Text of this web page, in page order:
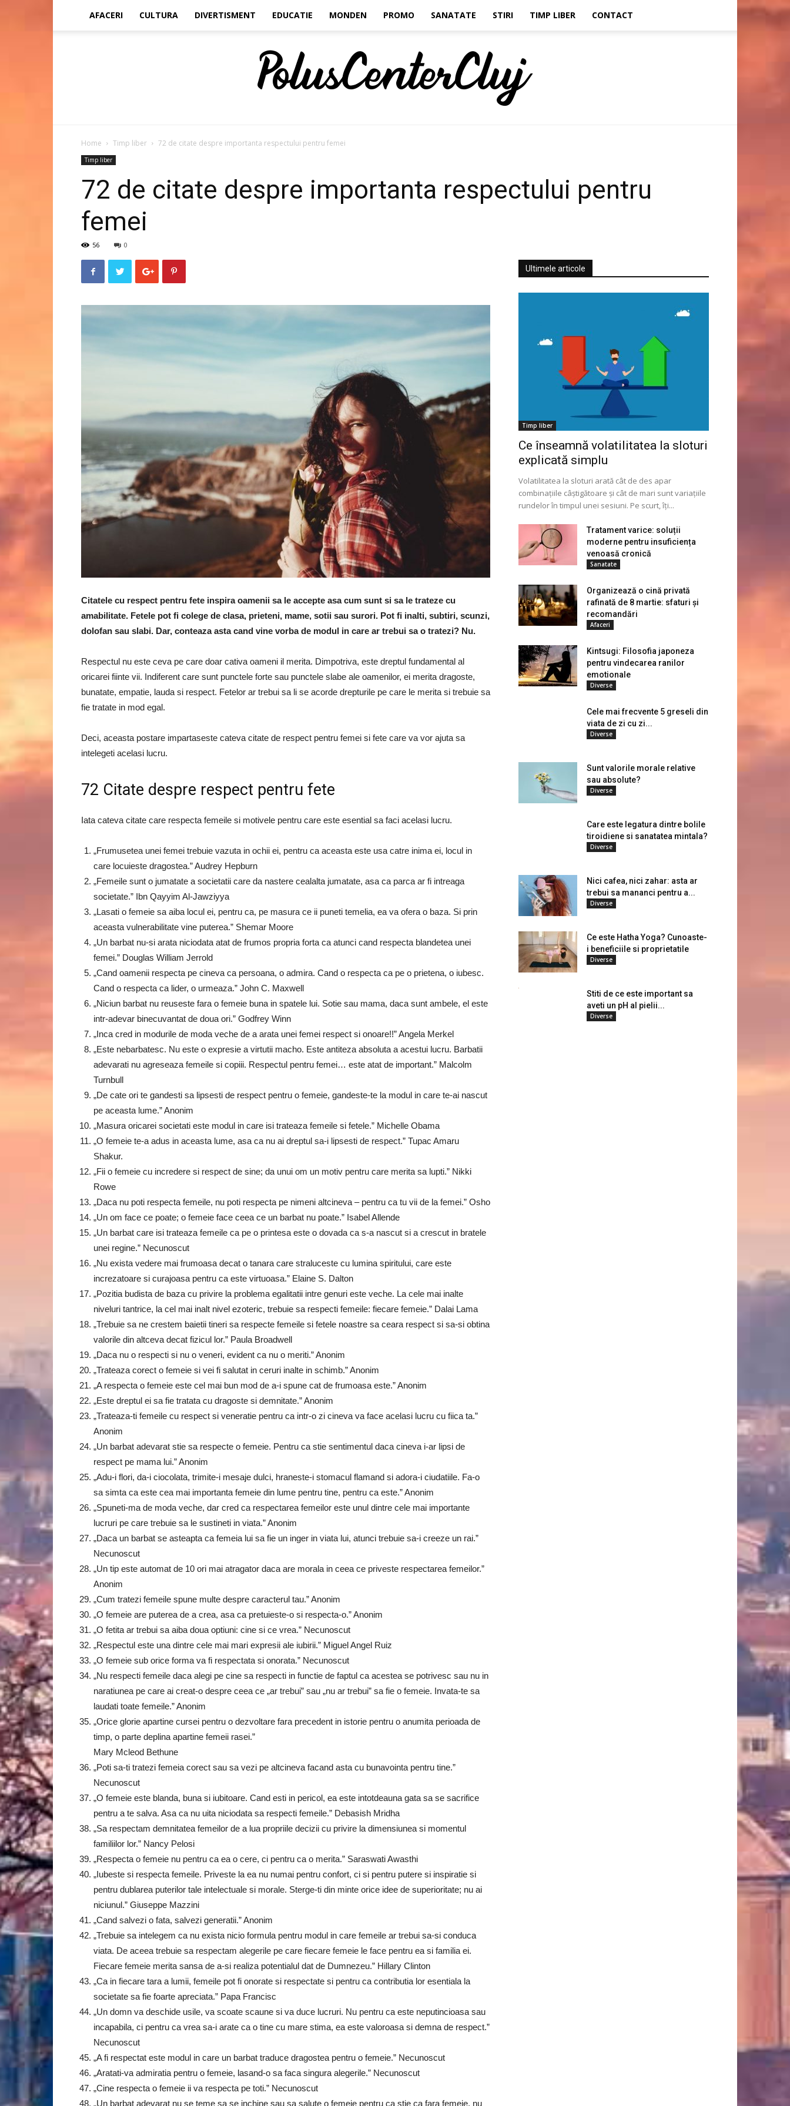
AFACERI CULTURA DIVERTISMENT EDUCATIE MONDEN PROMO SANATATE STIRI TIMP LIBER CONTACT
Cluj
Home Timp liber 72 de citate despre importanta respectului pentru femei
Timp liber
72 de citate despre importanta respectului pentru
femei
56 0
Citatele cu respect pentru fete inspira oamenii sa le accepte asa cum sunt si sa le trateze cu
amabilitate. Fetele pot fi colege de clasa, prieteni, mame, sotii sau surori. Pot fi inalti, subtiri, scunzi,
dolofan sau slabi. Dar, conteaza asta cand vine vorba de modul in care ar trebui sa o tratezi? Nu.
Respectul nu este ceva pe care doar cativa oameni il merita. Dimpotriva, este dreptul fundamental al
oricarei fiinte vii. Indiferent care sunt punctele forte sau punctele slabe ale oamenilor, ei merita dragoste,
bunatate, empatie, lauda si respect. Fetelor ar trebui sa li se acorde drepturile pe care le merita si trebuie sa
fie tratate in mod egal.
Deci, aceasta postare impartaseste cateva citate de respect pentru femei si fete care va vor ajuta sa
intelegeti acelasi lucru.
72 Citate despre respect pentru fete
Iata cateva citate care respecta femeile si motivele pentru care este esential sa faci acelasi lucru.
„Frumusetea unei femei trebuie vazuta in ochii ei, pentru ca aceasta este usa catre inima ei, locul in
care locuieste dragostea.” Audrey Hepburn
„Femeile sunt o jumatate a societatii care da nastere cealalta jumatate, asa ca parca ar fi intreaga
societate.” Ibn Qayyim Al-Jawziyya
„Lasati o femeie sa aiba locul ei, pentru ca, pe masura ce ii puneti temelia, ea va ofera o baza. Si prin
aceasta vulnerabilitate vine puterea.” Shemar Moore
„Un barbat nu-si arata niciodata atat de frumos propria forta ca atunci cand respecta blandetea unei
femei.” Douglas William Jerrold
„Cand oamenii respecta pe cineva ca persoana, o admira. Cand o respecta ca pe o prietena, o iubesc.
Cand o respecta ca lider, o urmeaza.” John C. Maxwell
„Niciun barbat nu reuseste fara o femeie buna in spatele lui. Sotie sau mama, daca sunt ambele, el este
intr-adevar binecuvantat de doua ori.” Godfrey Winn
„Inca cred in modurile de moda veche de a arata unei femei respect si onoare!!” Angela Merkel
„Este nebarbatesc. Nu este o expresie a virtutii macho. Este antiteza absoluta a acestui lucru. Barbatii
adevarati nu agreseaza femeile si copiii. Respectul pentru femei… este atat de important.” Malcolm
Turnbull
„De cate ori te gandesti sa lipsesti de respect pentru o femeie, gandeste-te la modul in care te-ai nascut
pe aceasta lume.” Anonim
„Masura oricarei societati este modul in care isi trateaza femeile si fetele.” Michelle Obama
„O femeie te-a adus in aceasta lume, asa ca nu ai dreptul sa-i lipsesti de respect.” Tupac Amaru
Shakur.
„Fii o femeie cu incredere si respect de sine; da unui om un motiv pentru care merita sa lupti.” Nikki
Rowe
„Daca nu poti respecta femeile, nu poti respecta pe nimeni altcineva – pentru ca tu vii de la femei.” Osho
„Un om face ce poate; o femeie face ceea ce un barbat nu poate.” Isabel Allende
„Un barbat care isi trateaza femeile ca pe o printesa este o dovada ca s-a nascut si a crescut in bratele
unei regine.” Necunoscut
„Nu exista vedere mai frumoasa decat o tanara care straluceste cu lumina spiritului, care este
increzatoare si curajoasa pentru ca este virtuoasa.” Elaine S. Dalton
„Pozitia budista de baza cu privire la problema egalitatii intre genuri este veche. La cele mai inalte
niveluri tantrice, la cel mai inalt nivel ezoteric, trebuie sa respecti femeile: fiecare femeie.” Dalai Lama
„Trebuie sa ne crestem baietii tineri sa respecte femeile si fetele noastre sa ceara respect si sa-si obtina
valorile din altceva decat fizicul lor.” Paula Broadwell
„Daca nu o respecti si nu o veneri, evident ca nu o meriti.” Anonim
„Trateaza corect o femeie si vei fi salutat in ceruri inalte in schimb.” Anonim
„A respecta o femeie este cel mai bun mod de a-i spune cat de frumoasa este.” Anonim
„Este dreptul ei sa fie tratata cu dragoste si demnitate.” Anonim
„Trateaza-ti femeile cu respect si veneratie pentru ca intr-o zi cineva va face acelasi lucru cu fiica ta.”
Anonim
„Un barbat adevarat stie sa respecte o femeie. Pentru ca stie sentimentul daca cineva i-ar lipsi de
respect pe mama lui.” Anonim
„Adu-i flori, da-i ciocolata, trimite-i mesaje dulci, hraneste-i stomacul flamand si adora-i ciudatiile. Fa-o
sa simta ca este cea mai importanta femeie din lume pentru tine, pentru ca este.” Anonim
„Spuneti-ma de moda veche, dar cred ca respectarea femeilor este unul dintre cele mai importante
lucruri pe care trebuie sa le sustineti in viata.” Anonim
„Daca un barbat se asteapta ca femeia lui sa fie un inger in viata lui, atunci trebuie sa-i creeze un rai.”
Necunoscut
„Un tip este automat de 10 ori mai atragator daca are morala in ceea ce priveste respectarea femeilor.”
Anonim
„Cum tratezi femeile spune multe despre caracterul tau.” Anonim
„O femeie are puterea de a crea, asa ca pretuieste-o si respecta-o.” Anonim
„O fetita ar trebui sa aiba doua optiuni: cine si ce vrea.” Necunoscut
„Respectul este una dintre cele mai mari expresii ale iubirii.” Miguel Angel Ruiz
„O femeie sub orice forma va fi respectata si onorata.” Necunoscut
„Nu respecti femeile daca alegi pe cine sa respecti in functie de faptul ca acestea se potrivesc sau nu in
naratiunea pe care ai creat-o despre ceea ce „ar trebui” sau „nu ar trebui” sa fie o femeie. Invata-te sa
laudati toate femeile.” Anonim
„Orice glorie apartine cursei pentru o dezvoltare fara precedent in istorie pentru o anumita perioada de
timp, o parte deplina apartine femeii rasei.”
Mary Mcleod Bethune
„Poti sa-ti tratezi femeia corect sau sa vezi pe altcineva facand asta cu bunavointa pentru tine.”
Necunoscut
„O femeie este blanda, buna si iubitoare. Cand esti in pericol, ea este intotdeauna gata sa se sacrifice
pentru a te salva. Asa ca nu uita niciodata sa respecti femeile.” Debasish Mridha
„Sa respectam demnitatea femeilor de a lua propriile decizii cu privire la dimensiunea si momentul
familiilor lor.” Nancy Pelosi
„Respecta o femeie nu pentru ca ea o cere, ci pentru ca o merita.” Saraswati Awasthi
„Iubeste si respecta femeile. Priveste la ea nu numai pentru confort, ci si pentru putere si inspiratie si
pentru dublarea puterilor tale intelectuale si morale. Sterge-ti din minte orice idee de superioritate; nu ai
niciunul.” Giuseppe Mazzini
„Cand salvezi o fata, salvezi generatii.” Anonim
„Trebuie sa intelegem ca nu exista nicio formula pentru modul in care femeile ar trebui sa-si conduca
viata. De aceea trebuie sa respectam alegerile pe care fiecare femeie le face pentru ea si familia ei.
Fiecare femeie merita sansa de a-si realiza potentialul dat de Dumnezeu.” Hillary Clinton
„Ca in fiecare tara a lumii, femeile pot fi onorate si respectate si pentru ca contributia lor esentiala la
societate sa fie foarte apreciata.” Papa Francisc
„Un domn va deschide usile, va scoate scaune si va duce lucruri. Nu pentru ca este neputincioasa sau
incapabila, ci pentru ca vrea sa-i arate ca o tine cu mare stima, ea este valoroasa si demna de respect.”
Necunoscut
„A fi respectat este modul in care un barbat traduce dragostea pentru o femeie.” Necunoscut
„Aratati-va admiratia pentru o femeie, lasand-o sa faca singura alegerile.” Necunoscut
„Cine respecta o femeie ii va respecta pe toti.” Necunoscut
„Un barbat adevarat nu se teme sa se inchine sau sa salute o femeie pentru ca stie ca fara femeie, nu
Ultimele articole
Timp liber
Ce înseamnă volatilitatea la sloturi
explicată simplu
Volatilitatea la sloturi arată cât de des apar
combinațiile câștigătoare și cât de mari sunt variațiile
rundelor în timpul unei sesiuni. Pe scurt, îți...
Tratament varice: soluții
moderne pentru insuficiența
venoasă cronică
Sanatate
Organizează o cină privată
rafinată de 8 martie: sfaturi și
recomandări
Afaceri
Kintsugi: Filosofia japoneza
pentru vindecarea ranilor
emotionale
Diverse
Cele mai frecvente 5 greseli din
viata de zi cu zi...
Diverse
Sunt valorile morale relative
sau absolute?
Diverse
Care este legatura dintre bolile
tiroidiene si sanatatea mintala?
Diverse
Nici cafea, nici zahar: asta ar
trebui sa mananci pentru a...
Diverse
Ce este Hatha Yoga? Cunoaste-
i beneficiile si proprietatile
Diverse
Stiti de ce este important sa
aveti un pH al pielii...
Diverse